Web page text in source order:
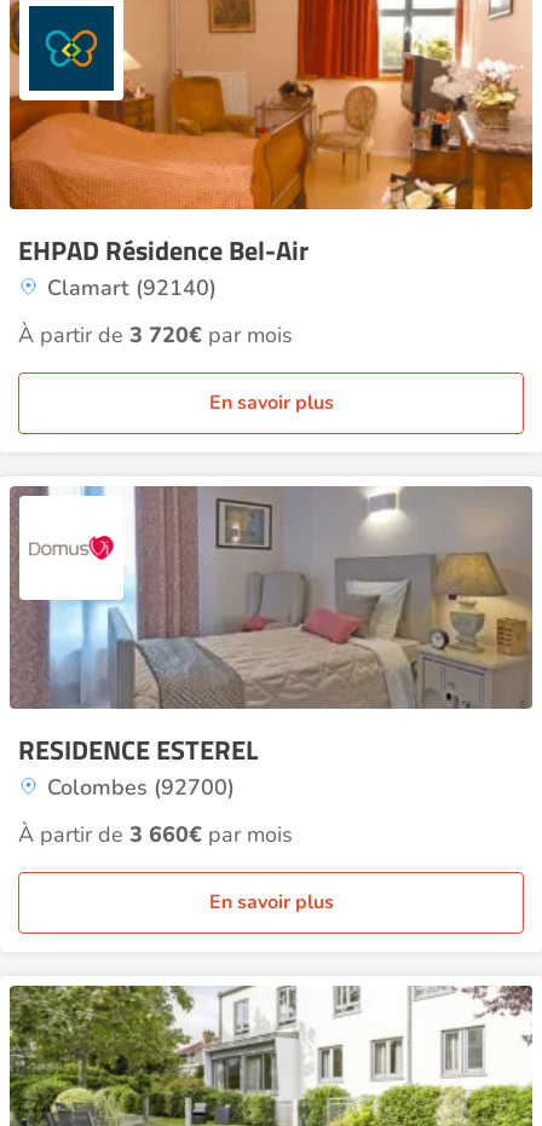
EHPAD Résidence Bel-Air
Clamart (92140)
À partir de 3 720€ par mois
En savoir plus
RESIDENCE ESTEREL
Colombes (92700)
À partir de 3 660€ par mois
En savoir plus